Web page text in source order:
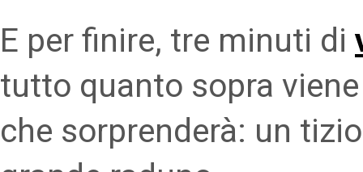
E per finire, tre minuti di
tutto quanto sopra
che sorprenderà: un